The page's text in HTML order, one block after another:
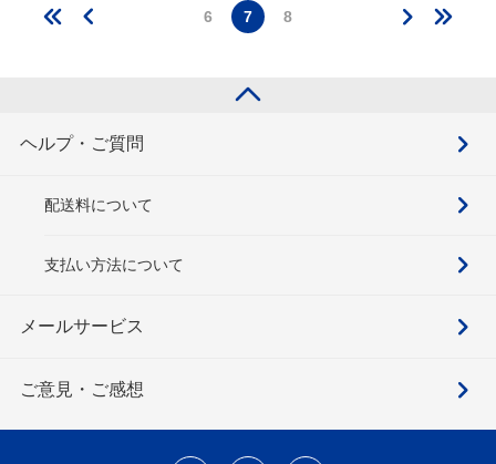
6 7 8
ヘルプ・ご質問
配送料について
支払い方法について
メールサービス
ご意見・ご感想